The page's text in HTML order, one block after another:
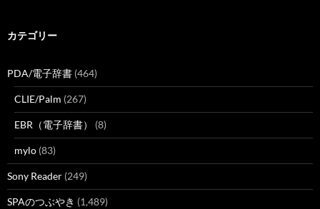
カテゴリー
PDA/電子辞書 (464)
CLIE/Palm (267)
EBR（電子辞書） (8)
mylo (83)
Sony Reader (249)
SPAのつぶやき (1,489)